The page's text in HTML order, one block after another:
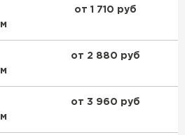
от 1 710 руб
от 2 880 руб
от 3 960 руб